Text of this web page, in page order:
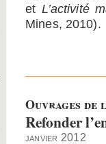
et L’activité
Mines, 2010).
Ouvrages
Refonder
janvier 2012